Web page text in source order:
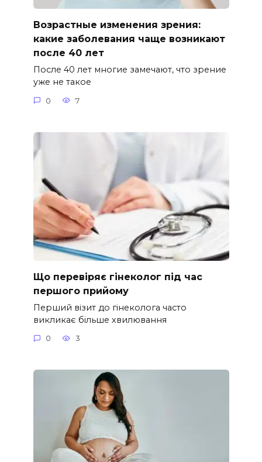
Возрастные изменения зрения:
какие заболевания чаще возникают
после 40 лет
После 40 лет многие замечают, что зрение
уже не такое
0 7
Що перевіряє гінеколог під час
першого прийому
Перший візит до гінеколога часто
викликає більше хвилювання
0 3